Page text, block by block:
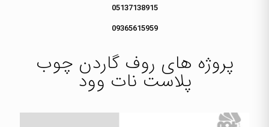
05137138915
09365615959
پروژه های روف گاردن چوب
پلاست نات وود